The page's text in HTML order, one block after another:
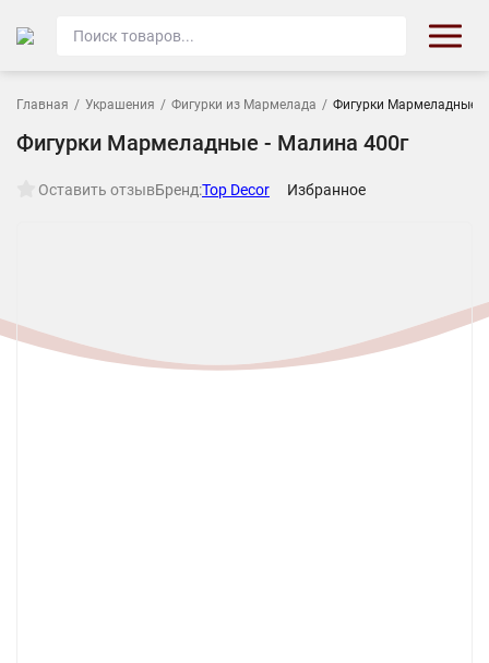
Главная / Украшения / Фигурки из Мармелада / Фигурки Мармеладные -
Фигурки Мармеладные - Малина 400г
Оставить отзывБренд:Top Decor Избранное